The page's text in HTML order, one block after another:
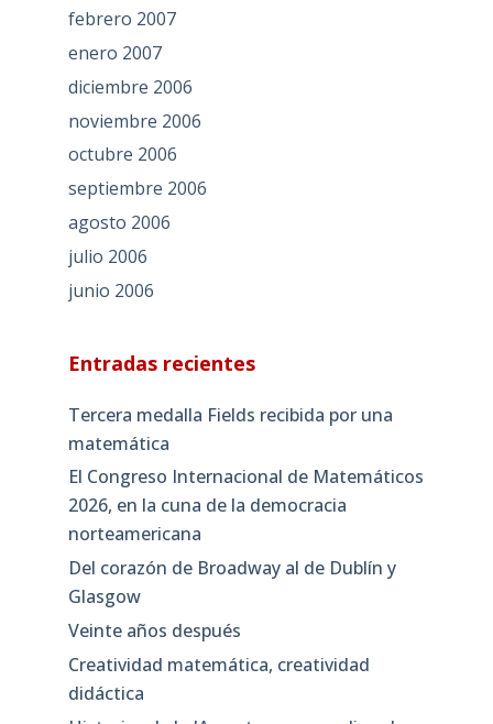
febrero 2007
enero 2007
diciembre 2006
noviembre 2006
octubre 2006
septiembre 2006
agosto 2006
julio 2006
junio 2006
Entradas recientes
Tercera medalla Fields recibida por una
matemática
El Congreso Internacional de Matemáticos
2026, en la cuna de la democracia
norteamericana
Del corazón de Broadway al de Dublín y
Glasgow
Veinte años después
Creatividad matemática, creatividad
didáctica